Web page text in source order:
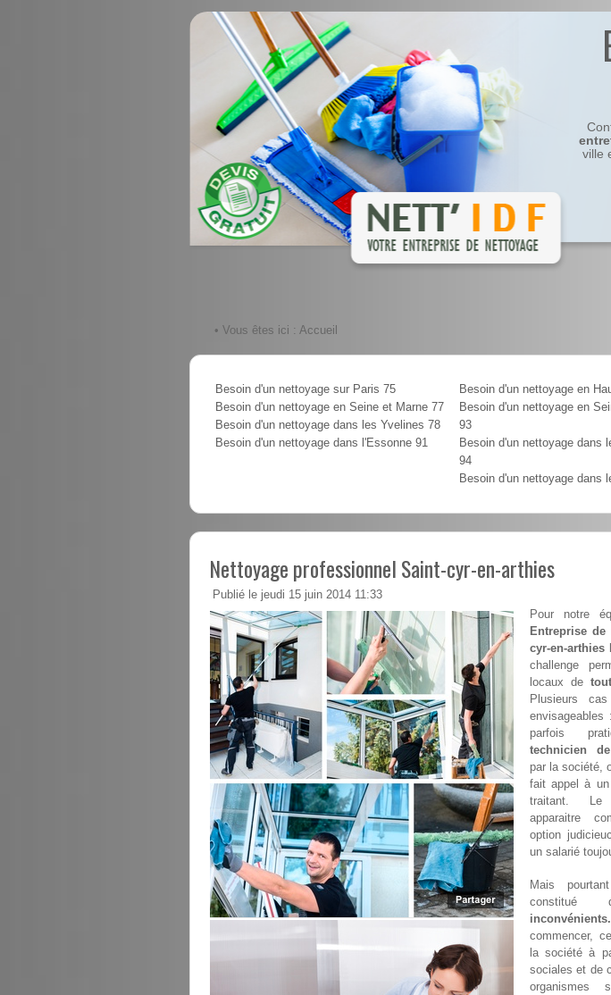
ville
• Vous êtes ici : Accueil
Besoin d'un nettoyage sur Paris 75
Besoin d'un nettoyage en Seine et Marne 77
Besoin d'un nettoyage dans les Yvelines 78
Besoin d'un nettoyage dans l'Essonne 91
Besoin d'un nettoyage en
Besoin d'un nettoyage en
93
Besoin d'un nettoyage dans
94
Besoin d'un nettoyage dans
Nettoyage professionnel Saint-cyr-en-arthies
Publié le jeudi 15 juin 2014 11:33
Pour notre
Entreprise de
cyr-en-arthies
challenge
locaux de
Plusieurs
envisageables
parfois
technicien
par la société,
fait appel à
traitant.
apparaitre
option
un salarié
Mais
inconvénients.
commencer,
la société à
sociales et de
organismes